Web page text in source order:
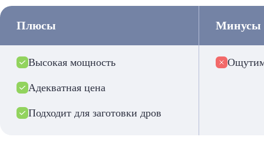
Плюсы
Высокая мощность
Адекватная цена
Подходит для заготовки дров
Минусы